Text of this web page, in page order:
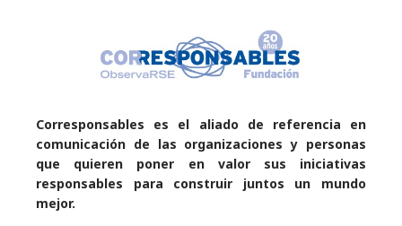
Corresponsables es el aliado de referencia en
comunicación de las organizaciones y personas
que quieren poner en valor sus iniciativas
responsables para construir juntos un mundo
mejor.